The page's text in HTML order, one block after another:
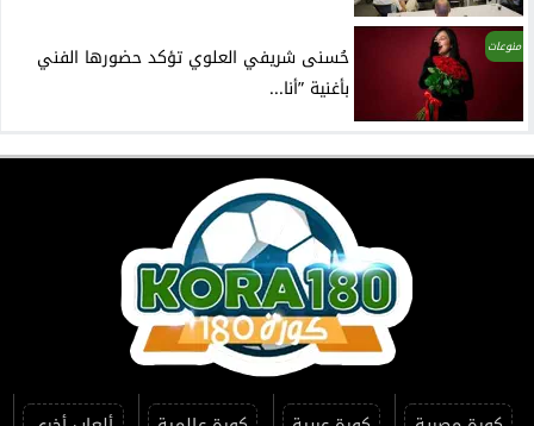
منوعات
حُسنى شريفي العلوي تؤكد حضورها الفني
بأغنية ”أنا...